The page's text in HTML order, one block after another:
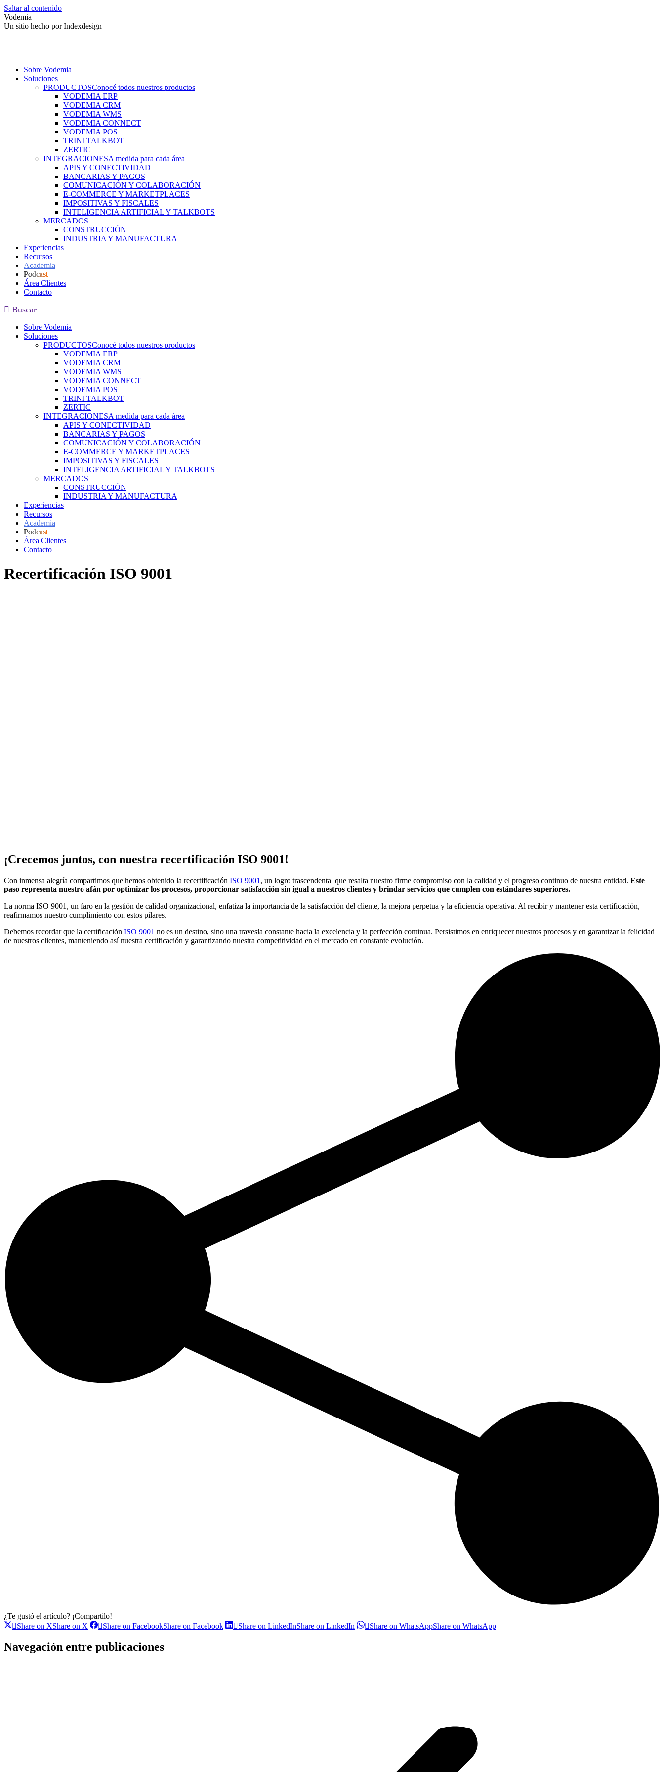
Saltar al contenido
Vodemia
Un sitio hecho por Indexdesign
Sobre Vodemia
Soluciones
PRODUCTOSConocé todos nuestros productos
VODEMIA ERP
VODEMIA CRM
VODEMIA WMS
VODEMIA CONNECT
VODEMIA POS
TRINI TALKBOT
ZERTIC
INTEGRACIONESA medida para cada área
APIS Y CONECTIVIDAD
BANCARIAS Y PAGOS
COMUNICACIÓN Y COLABORACIÓN
E-COMMERCE Y MARKETPLACES
IMPOSITIVAS Y FISCALES
INTELIGENCIA ARTIFICIAL Y TALKBOTS
MERCADOS
CONSTRUCCIÓN
INDUSTRIA Y MANUFACTURA
Experiencias
Recursos
Academia
Podcast
Área Clientes
Contacto
Buscar
Sobre Vodemia
Soluciones
PRODUCTOSConocé todos nuestros productos
VODEMIA ERP
VODEMIA CRM
VODEMIA WMS
VODEMIA CONNECT
VODEMIA POS
TRINI TALKBOT
ZERTIC
INTEGRACIONESA medida para cada área
APIS Y CONECTIVIDAD
BANCARIAS Y PAGOS
COMUNICACIÓN Y COLABORACIÓN
E-COMMERCE Y MARKETPLACES
IMPOSITIVAS Y FISCALES
INTELIGENCIA ARTIFICIAL Y TALKBOTS
MERCADOS
CONSTRUCCIÓN
INDUSTRIA Y MANUFACTURA
Experiencias
Recursos
Academia
Podcast
Área Clientes
Contacto
Recertificación ISO 9001
¡Crecemos juntos, con nuestra recertificación ISO 9001!
Con inmensa alegría compartimos que hemos obtenido la recertificación ISO 9001 , un logro trascendental que resalta nuestro firme compromiso con la calidad y el progreso continuo de nuestra entidad. Este
paso representa nuestro afán por optimizar los procesos, proporcionar satisfacción sin igual a nuestros clientes y brindar servicios que cumplen con estándares superiores.
La norma ISO 9001, un faro en la gestión de calidad organizacional, enfatiza la importancia de la satisfacción del cliente, la mejora perpetua y la eficiencia operativa. Al recibir y mantener esta certificación,
reafirmamos nuestro cumplimiento con estos pilares.
Debemos recordar que la certificación ISO 9001 no es un destino, sino una travesía constante hacia la excelencia y la perfección continua. Persistimos en enriquecer nuestros procesos y en garantizar la felicidad
de nuestros clientes, manteniendo así nuestra certificación y garantizando nuestra competitividad en el mercado en constante evolución.
¿Te gustó el artículo? ¡Compartilo!
Share on XShare on X Share on FacebookShare on Facebook Share on LinkedInShare on LinkedIn Share on WhatsAppShare on WhatsApp
Navegación entre publicaciones